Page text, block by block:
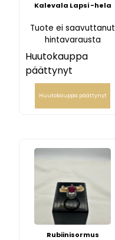
Kalevala Lapsi -hela
Tuote ei saavuttanut
hintavarausta
Huutokauppa
päättynyt
Huutokauppa päättynyt
Rubiinisormus